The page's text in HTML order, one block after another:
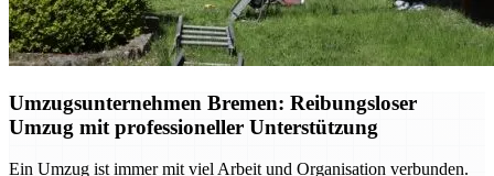
Umzugsunternehmen Bremen: Reibungsloser
Umzug mit professioneller Unterstützung
Ein Umzug ist immer mit viel Arbeit und Organisation verbunden.